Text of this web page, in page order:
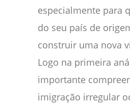
especialmente para
do seu país de
construir uma nova
Logo na primeira
importante
imigração irregular